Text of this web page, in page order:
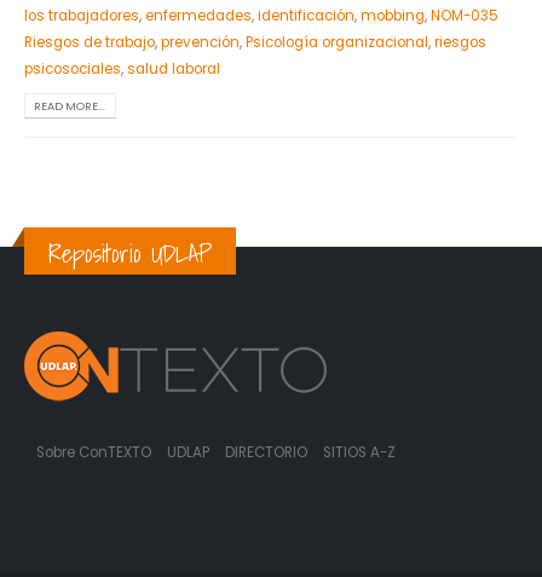
los trabajadores,enfermedades,identificación,mobbing,NOM-035
Riesgos de trabajo,prevención,Psicología organizacional,riesgos
psicosociales,salud laboral
READ MORE...
Repositorio UDLAP
Sobre ConTEXTO UDLAP DIRECTORIO SITIOS A-Z